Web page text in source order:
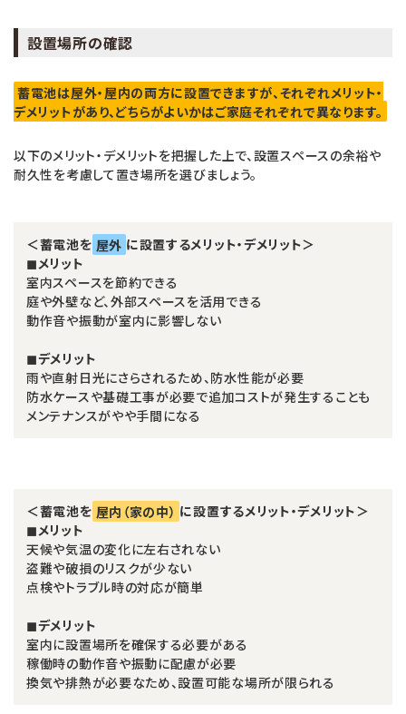
設置場所の確認
蓄電池は屋外・屋内の両方に設置できますが、それぞれメリット・
デメリットがあり、どちらがよいかはご家庭それぞれで異なります。
以下のメリット・デメリットを把握した上で、設置スペースの余裕や
耐久性を考慮して置き場所を選びましょう。
＜蓄電池を 屋外 に設置するメリット・デメリット＞
◼︎メリット
室内スペースを節約できる
庭や外壁など、外部スペースを活用できる
動作音や振動が室内に影響しない
◼︎デメリット
雨や直射日光にさらされるため、防水性能が必要
防水ケースや基礎工事が必要で追加コストが発生することも
メンテナンスがやや手間になる
＜蓄電池を 屋内（家の中） に設置するメリット・デメリット＞
◼︎メリット
天候や気温の変化に左右されない
盗難や破損のリスクが少ない
点検やトラブル時の対応が簡単
◼︎デメリット
室内に設置場所を確保する必要がある
稼働時の動作音や振動に配慮が必要
換気や排熱が必要なため、設置可能な場所が限られる